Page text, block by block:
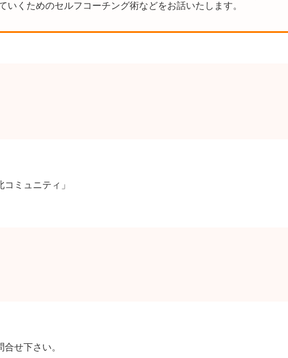
いくためのセルフコーチング術などをお話いたします。
ミュニティ」
せ下さい。